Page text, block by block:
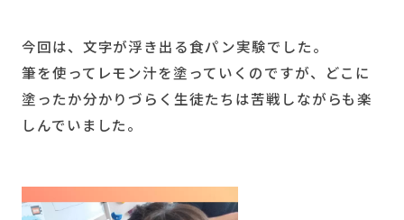
今回は、文字が浮き出る食パン実験でした。
筆を使ってレモン汁を塗っていくのですが、どこに
塗ったか分かりづらく生徒たちは苦戦しながらも楽
しんでいました。